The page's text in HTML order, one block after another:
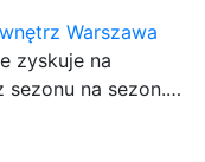
Warszawa
zyskuje na
sezonu na sezon.…